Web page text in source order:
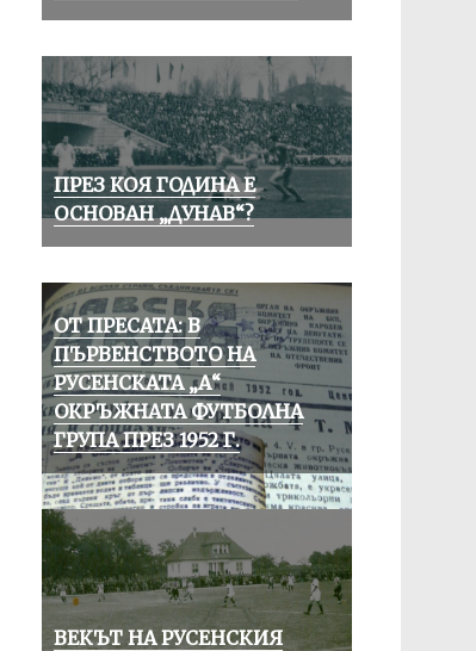
ПРЕЗ КОЯ ГОДИНА Е
ОСНОВАН „ДУНАВ“?
ОТ ПРЕСАТА: В
ПЪРВЕНСТВОТО НА
РУСЕНСКАТА „А“
ОКРЪЖНАТА ФУТБОЛНА
ГРУПА ПРЕЗ 1952 Г.
ВЕКЪТ НА РУСЕНСКИЯ